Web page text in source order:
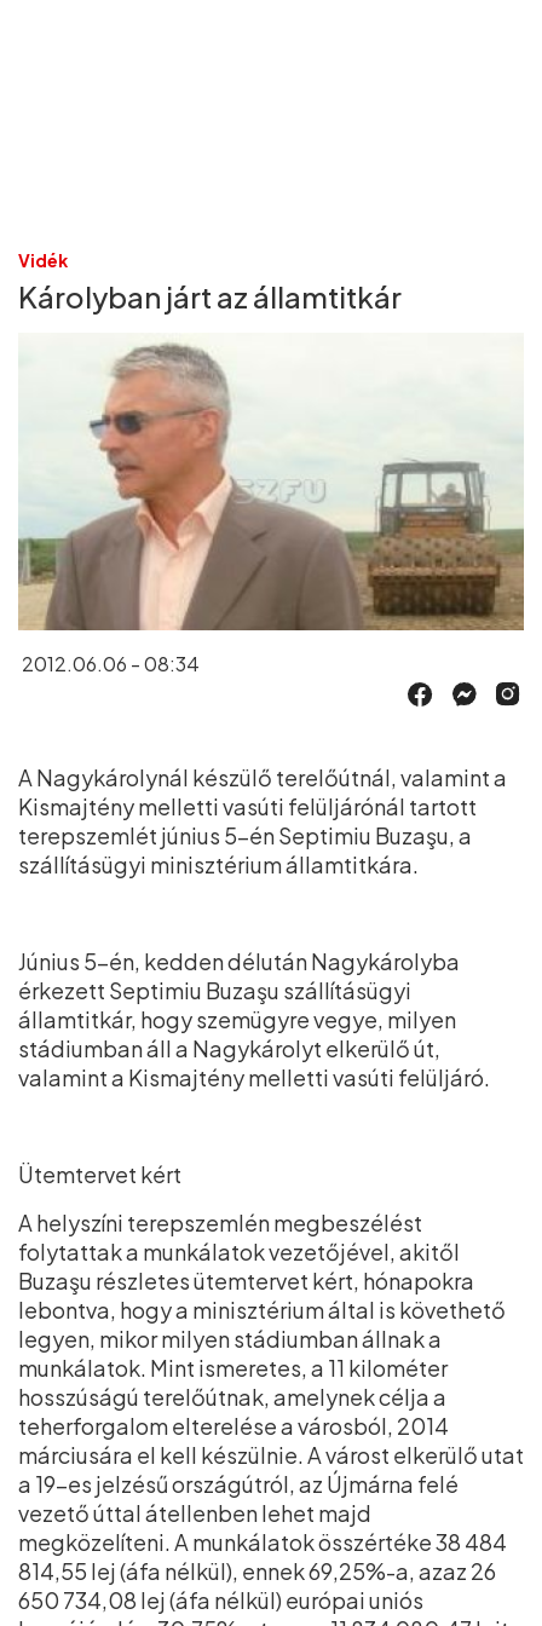
Vidék
Károlyban járt az államtitkár
2012.06.06 - 08:34
A Nagykárolynál készülő terelőútnál, valamint a
Kismajtény melletti vasúti felüljárónál tartott
terepszemlét június 5-én Septimiu Buzaşu, a
szállításügyi minisztérium államtitkára.
Június 5-én, kedden délután Nagykárolyba
érkezett Septimiu Buzaşu szállításügyi
államtitkár, hogy szemügyre vegye, milyen
stádiumban áll a Nagykárolyt elkerülő út,
valamint a Kismajtény melletti vasúti felüljáró.
Ütemtervet kért
A helyszíni terepszemlén megbeszélést
folytattak a munkálatok vezetőjével, akitől
Buzaşu részletes ütemtervet kért, hónapokra
lebontva, hogy a minisztérium által is követhető
legyen, mikor milyen stádiumban állnak a
munkálatok. Mint ismeretes, a 11 kilométer
hosszúságú terelőútnak, amelynek célja a
teherforgalom elterelése a városból, 2014
márciusára el kell készülnie. A várost elkerülő utat
a 19-es jelzésű országútról, az Újmárna felé
vezető úttal átellenben lehet majd
megközelíteni. A munkálatok összértéke 38 484
814,55 lej (áfa nélkül), ennek 69,25%-a, azaz 26
650 734,08 lej (áfa nélkül) európai uniós